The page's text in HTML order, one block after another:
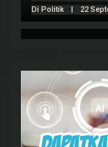
Di Politik 22